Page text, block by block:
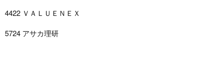
4422 ＶＡＬＵＥＮＥＸ
5724 アサカ理研